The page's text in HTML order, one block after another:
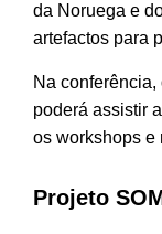
da Noruega e
artefactos para
Na
poderá assistir
os workshops e
Projeto